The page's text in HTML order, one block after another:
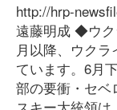
http://hrp-
遠藤明成 ◆ウク
月以降、ウク
ています。6月
部の要衝・セベ